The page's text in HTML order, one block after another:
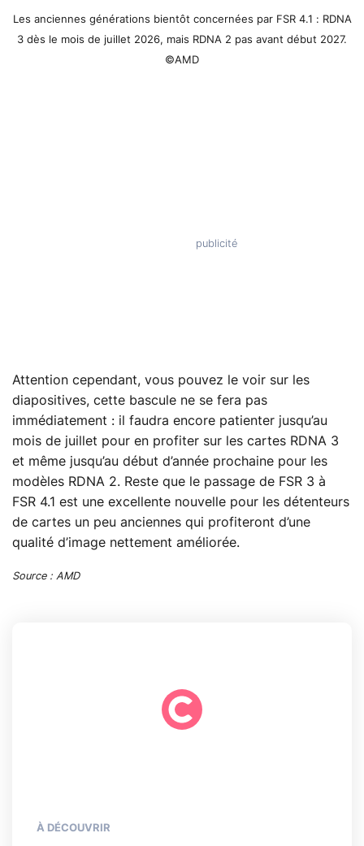
Les anciennes générations bientôt concernées par FSR 4.1 : RDNA
3 dès le mois de juillet 2026, mais RDNA 2 pas avant début 2027.
©AMD
Attention cependant, vous pouvez le voir sur les
diapositives, cette bascule ne se fera pas
immédiatement : il faudra encore patienter jusqu’au
mois de juillet pour en profiter sur les cartes RDNA 3
et même jusqu’au début d’année prochaine pour les
modèles RDNA 2. Reste que le passage de FSR 3 à
FSR 4.1 est une excellente nouvelle pour les détenteurs
de cartes un peu anciennes qui profiteront d’une
qualité d’image nettement améliorée.
Source : AMD
À DÉCOUVRIR